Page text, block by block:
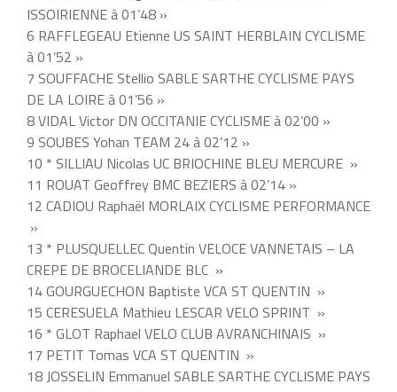
ISSOIRIENNE à 01’48 »
6 RAFFLEGEAU Etienne US SAINT HERBLAIN CYCLISME
à 01’52 »
7 SOUFFACHE Stellio SABLE SARTHE CYCLISME PAYS
DE LA LOIRE à 01’56 »
8 VIDAL Victor DN OCCITANIE CYCLISME à 02’00 »
9 SOUBES Yohan TEAM 24 à 02’12 »
10 * SILLIAU Nicolas UC BRIOCHINE BLEU MERCURE »
11 ROUAT Geoffrey BMC BEZIERS à 02’14 »
12 CADIOU Raphaël MORLAIX CYCLISME PERFORMANCE
»
13 * PLUSQUELLEC Quentin VELOCE VANNETAIS – LA
CREPE DE BROCELIANDE BLC »
14 GOURGUECHON Baptiste VCA ST QUENTIN »
15 CERESUELA Mathieu LESCAR VELO SPRINT »
16 * GLOT Raphael VELO CLUB AVRANCHINAIS »
17 PETIT Tomas VCA ST QUENTIN »
18 JOSSELIN Emmanuel SABLE SARTHE CYCLISME PAYS